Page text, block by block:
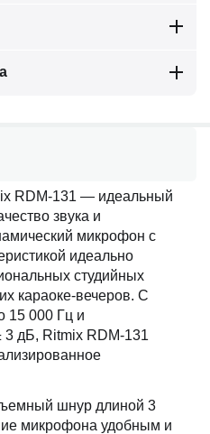
RDM-131 — идеальный
звука и
микрофон с
идеально
студийных
караоке-вечеров. С
15 000 Гц и
3 дБ, Ritmix RDM-131
шнур длиной 3
микрофона удобным и